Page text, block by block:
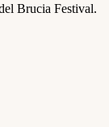
Brucia Festival.